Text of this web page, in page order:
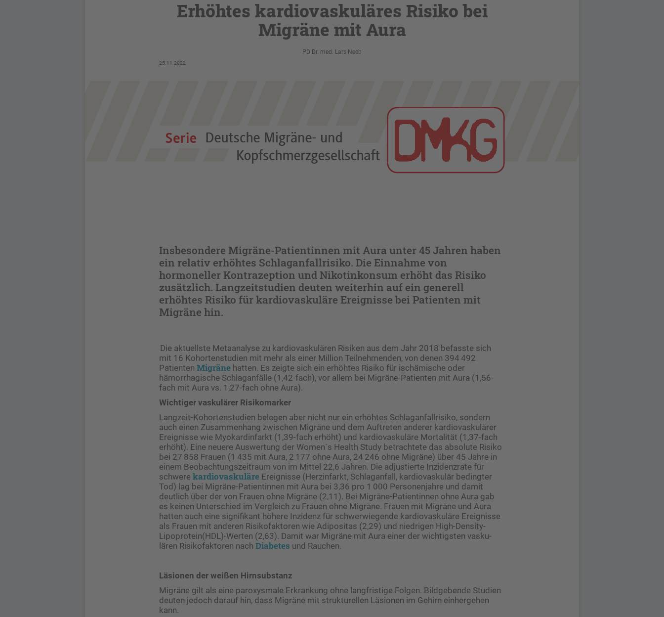
Erhöhtes kardiovaskuläres Risiko bei
Migräne mit Aura
PD Dr. med. Lars Neeb
25.11.2022
Insbesondere Migräne-Patientinnen mit Aura unter 45 Jahren haben
ein relativ erhöhtes Schlaganfallrisiko. Die Einnahme von
hormoneller Kontrazeption und Nikotinkonsum erhöht das Risiko
zusätzlich. Langzeitstudien deuten weiterhin auf ein generell
erhöhtes Risiko für kardiovaskuläre Ereignisse bei Patienten mit
Migräne hin.
Die aktuellste Metaanalyse zu kardiovaskulären Risiken aus dem Jahr 2018 befasste sich
mit ­16 Ko­hor­tenstudien mit mehr als einer Million Teilnehmenden, von denen 394 492
Patienten Migräne hatten. Es ­zeigte sich ein erhöhtes Risiko für ischämische oder
hämorrhagische Schlaganfälle (1,42-fach), vor allem bei Migräne-Patienten mit Aura (1,56-
fach mit Aura vs. 1,27-fach ohne Aura).
Wichtiger vaskulärer Risikomarker
Langzeit-Kohortenstudien belegen aber nicht nur ein erhöhtes Schlaganfallrisiko, sondern
auch einen Zusammenhang zwischen Migräne und dem Auf­treten anderer kardiovaskulärer
Ereignisse wie Myokardinfarkt (1,39-fach erhöht) und kardiovaskuläre Morta­lität (1,37-fach
erhöht). Eine neuere Auswertung der Women´s Health Study betrachtete das ­absolute Risiko
bei 27 858 Frauen (1 435 mit Aura, 2 177 ohne Aura, 24 246 ohne Migräne) über 45 ­Jahre in
einem Beobachtungszeitraum von im Mittel 22,6 Jahren. Die adjustierte Inzidenzrate für
schwere kardio­vaskuläre Ereignisse (Herzinfarkt, Schlaganfall, kardiovaskulär bedingter
Tod) lag bei Migräne-Patientinnen mit Aura bei 3,36 pro 1 000 Personenjahre und damit
deutlich über der von Frauen ohne Migräne (2,11). Bei Migräne-Patientinnen ohne Aura gab
es keinen Unterschied im Vergleich zu Frauen ohne ­Migräne. Frauen mit Migräne und Aura
hatten auch eine signifikant höhere Inzidenz für schwerwiegende kardiovaskuläre Ereignisse
als Frauen mit anderen Risikofaktoren wie Adipositas (2,29) und niedrigen High-Density-
Lipoprotein(HDL)-Werten (2,63). Damit war Migräne mit Aura einer der wichtigsten vasku­
lären Risikofaktoren nach Diabetes und Rauchen.
Läsionen der weißen Hirnsubstanz
Migräne gilt als eine paroxysmale Erkrankung ohne langfristige Folgen. Bildgebende Studien
deuten jedoch darauf hin, dass Migräne mit strukturellen Läsionen im Gehirn einhergehen
kann.